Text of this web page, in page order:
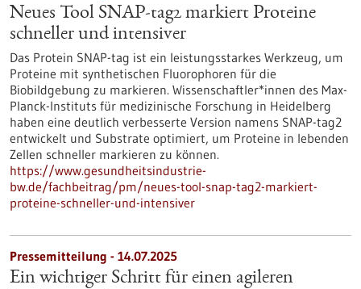
Neues Tool SNAP-tag2 markiert Proteine
schneller und intensiver
Das Protein SNAP-tag ist ein leistungsstarkes Werkzeug, um
Proteine mit synthetischen Fluorophoren für die
Biobildgebung zu markieren. Wissenschaftler*innen des Max-
Planck-Instituts für medizinische Forschung in Heidelberg
haben eine deutlich verbesserte Version namens SNAP-tag2
entwickelt und Substrate optimiert, um Proteine in lebenden
Zellen schneller markieren zu können.
https://www.gesundheitsindustrie-
bw.de/fachbeitrag/pm/neues-tool-snap-tag2-markiert-
proteine-schneller-und-intensiver
Pressemitteilung - 14.07.2025
Ein wichtiger Schritt für einen agileren